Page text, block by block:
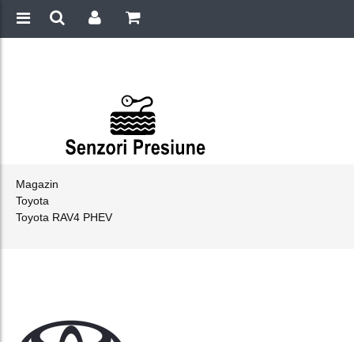
Magazin
Toyota
Toyota RAV4 PHEV